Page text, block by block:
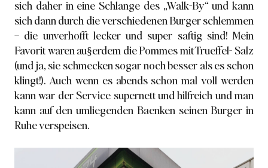
sich daher in eine Schlange des „Walk-By“ und kann
sich dann durch die verschiedenen Burger schlemmen
– die unverhofft lecker und super saftig sind! Mein
Favorit waren au§erdem die Pommes mit Trueffel- Salz
(und ja, sie schmecken sogar noch besser als es schon
klingt!). Auch wenn es abends schon mal voll werden
kann war der Service supernett und hilfreich und man
kann auf den umliegenden Baenken seinen Burger in
Ruhe verspeisen.